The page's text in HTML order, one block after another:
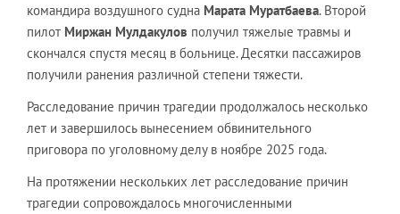
командира воздушного судна Марата Муратбаева. Второй
пилот Миржан Мулдакулов получил тяжелые травмы и
скончался спустя месяц в больнице. Десятки пассажиров
получили ранения различной степени тяжести.
Расследование причин трагедии продолжалось несколько
лет и завершилось вынесением обвинительного
приговора по уголовному делу в ноябре 2025 года.
На протяжении нескольких лет расследование причин
трагедии сопровождалось многочисленными